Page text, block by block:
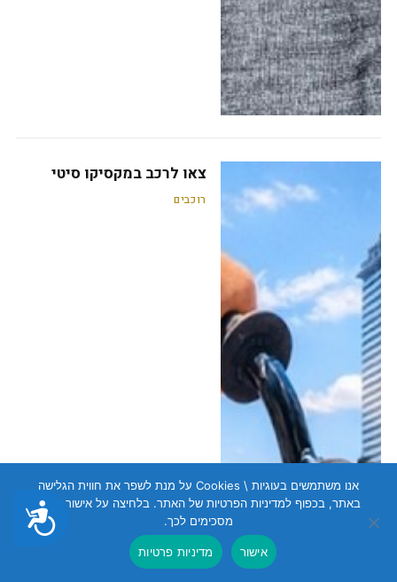
נגישות
צאו לרכב במקסיקו סיטי
רוכבים
אנו משתמשים בעוגיות \ Cookies על מנת לשפר את חווית הגלישה
באתר, בכפוף למדיניות הפרטיות של האתר. בלחיצה על אישור הנכם
מסכימים לכך.
אישור מדיניות פרטיות